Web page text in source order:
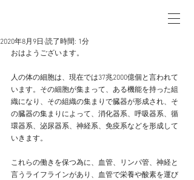
2020年8月9日 読了時間: 1分
おはようございます。
人の体の細胞は、現在では37兆2000億個と言われて
います。その細胞が集まって、ある機能を持った組
織になり、その組織の集まりで臓器が形成され、そ
の臓器の集まりによって、消化器系、呼吸器系、循
環器系、泌尿器系、神経系、免疫系などを形成して
いきます。
これらの働きを保つ為に、血管、リンパ管、神経と
言うライフラインがあり、血管で栄養や酸素を運び